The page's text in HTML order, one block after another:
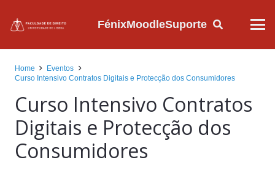
FénixMoodleSuporte
Home
Eventos
Curso Intensivo Contratos Digitais e Protecção dos Consumidores
Curso Intensivo Contratos
Digitais e Protecção dos
Consumidores